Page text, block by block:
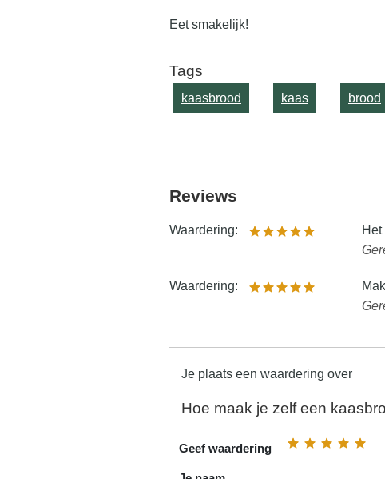
Eet smakelijk!
Tags
kaasbrood kaas brood
Reviews
Waardering:
Waardering:
Je plaats een waardering over
Hoe maak je zelf een
Geef waardering